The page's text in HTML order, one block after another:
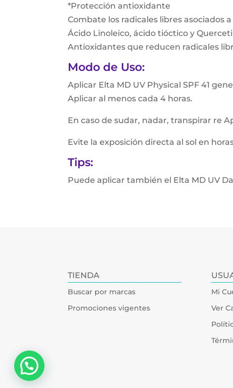
*Protección antioxidante
Combate los radicales libres asociados
Ácido Linoleico, ácido tióctico y
Antioxidantes que reducen radicales
Modo de Uso:
Aplicar Elta MD UV Physical SPF 41
Aplicar al menos cada 4 horas.
En caso de sudar, nadar, transpirar re
Evite la exposición directa al sol en
Tips:
Puede aplicar también el Elta MD UV
TIENDA
Buscar por marcas
Promociones vigentes
Mi
Ver